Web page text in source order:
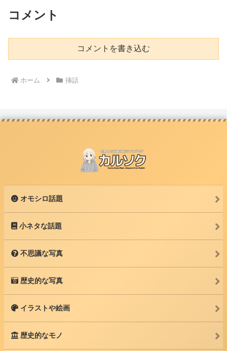
コメント
コメントを書き込む
ホーム 挿話
オモシロ話題
小ネタな話題
不思議な写真
歴史的な写真
イラストや絵画
歴史的なモノ